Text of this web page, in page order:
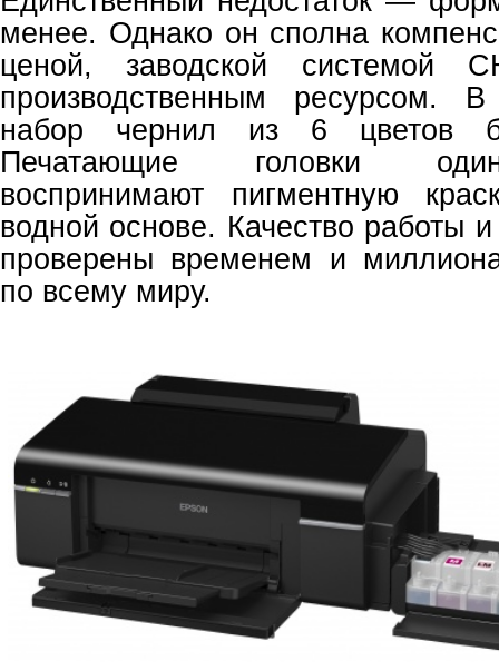
менее. Однако он сполна
ценой, заводской
производственным ресурсом.
набор чернил из 6 цветов
Печатающие головки
воспринимают пигментную
водной основе. Качество работы
проверены временем и
по всему миру.